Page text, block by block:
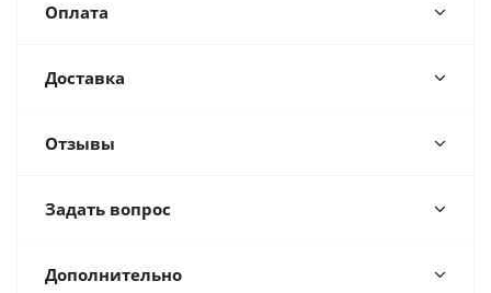
Оплата
Доставка
Отзывы
Задать вопрос
Дополнительно